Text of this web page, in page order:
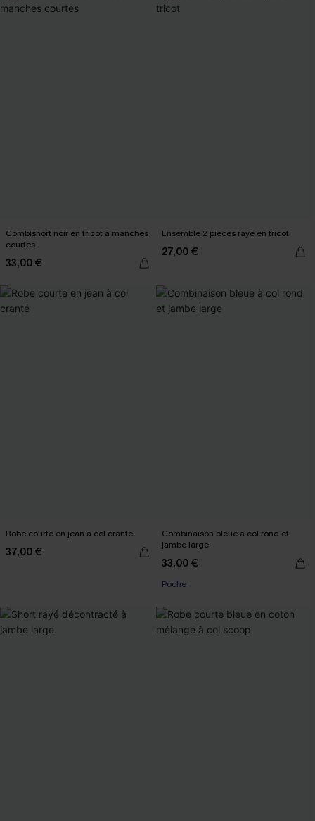
Combishort noir en tricot à manches
courtes
33,00 €
Ensemble 2 pièces rayé en tricot
27,00 €
Robe courte en jean à col cranté
37,00 €
Combinaison bleue à col rond et
jambe large
33,00 €
Poche